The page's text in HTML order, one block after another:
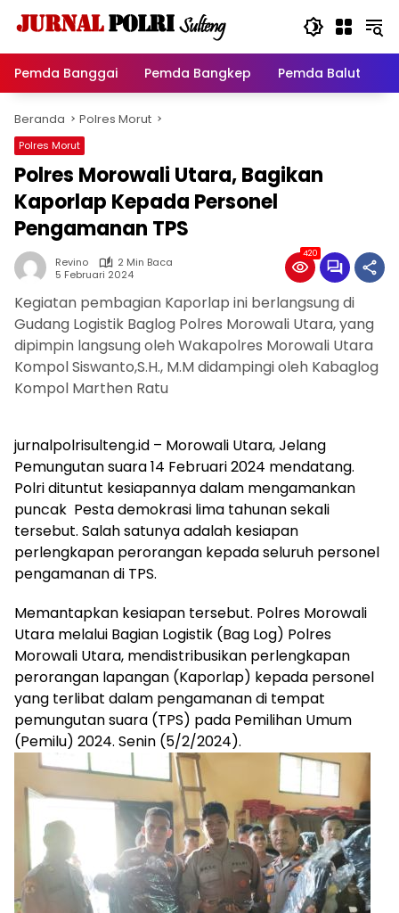
Pemda Banggai
Pemda Bangkep Pemda Balut
Beranda Polres Morut
Polres Morut
Polres Morowali Utara, Bagikan
Kaporlap Kepada Personel
Pengamanan TPS
Revino
2 Min Baca
5 Februari 2024
420
Kegiatan pembagian Kaporlap ini berlangsung di
Gudang Logistik Baglog Polres Morowali Utara, yang
dipimpin langsung oleh Wakapolres Morowali Utara
Kompol Siswanto,S.H., M.M didampingi oleh Kabaglog
Kompol Marthen Ratu
jurnalpolrisulteng.id – Morowali Utara, Jelang
Pemungutan suara 14 Februari 2024 mendatang.
Polri dituntut kesiapannya dalam mengamankan
puncak Pesta demokrasi lima tahunan sekali
tersebut. Salah satunya adalah kesiapan
perlengkapan perorangan kepada seluruh personel
pengamanan di TPS.
Memantapkan kesiapan tersebut. Polres Morowali
Utara melalui Bagian Logistik (Bag Log) Polres
Morowali Utara, mendistribusikan perlengkapan
perorangan lapangan (Kaporlap) kepada personel
yang terlibat dalam pengamanan di tempat
pemungutan suara (TPS) pada Pemilihan Umum
(Pemilu) 2024. Senin (5/2/2024).